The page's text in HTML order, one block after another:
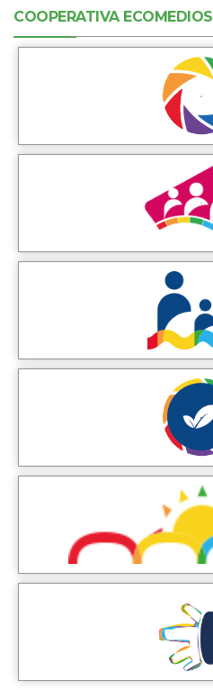
COOPERATIVA ECOMEDIOS